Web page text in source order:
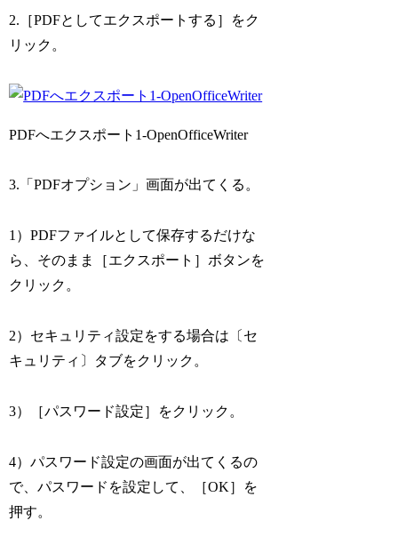
2.［PDFとしてエクスポートする］をク
リック。
PDFへエクスポート1-OpenOfficeWriter
3.「PDFオプション」画面が出てくる。
1）PDFファイルとして保存するだけな
ら、そのまま［エクスポート］ボタンを
クリック。
2）セキュリティ設定をする場合は〔セ
キュリティ〕タブをクリック。
3）［パスワード設定］をクリック。
4）パスワード設定の画面が出てくるの
で、パスワードを設定して、［OK］を
押す。